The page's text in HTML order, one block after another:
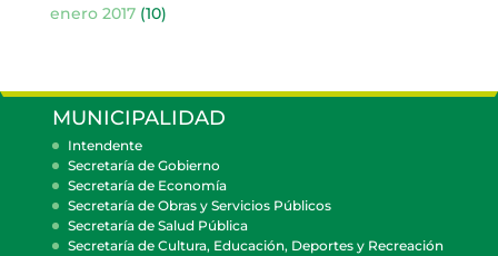
enero 2017(10)
MUNICIPALIDAD
Intendente
Secretaría de Gobierno
Secretaría de Economía
Secretaría de Obras y Servicios Públicos
Secretaría de Salud Pública
Secretaría de Cultura, Educación, Deportes y Recreación